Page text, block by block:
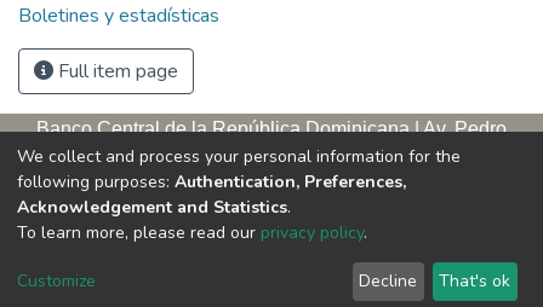
Boletines y estadísticas
Full item page
Banco Central de la República Dominicana | Av. Pedro
Henríquez Ureña, esq. Av. Leopoldo Navarro. Antigua sede,
tercer piso
Apartado postal, 1347 | Santo Domingo de Guzmán, D. N.,
República Dominicana | Teléfono: 809-221-9111 Exts.: 3653 y
Horario de servicios. L/V. 9:00 a. m. – 5:00 p. m.
We collect and process your personal information for the
following purposes: Authentication, Preferences,
Acknowledgement and Statistics.
To learn more, please read our privacy policy.
Customize Decline That's ok